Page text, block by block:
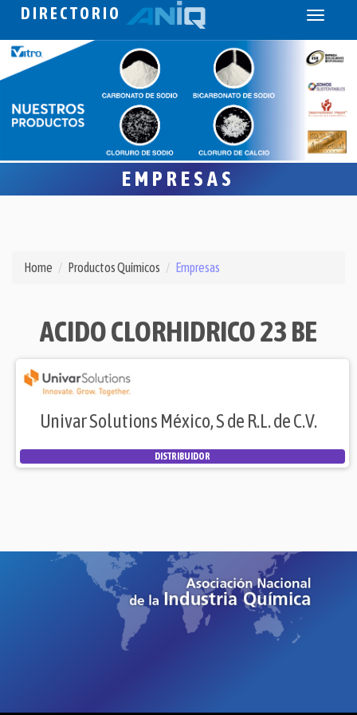
DIRECTORIO
Toggle
EMPRESAS
Home Productos Químicos Empresas
ACIDO CLORHIDRICO 23 BE
Univar Solutions México, S de R.L. de C.V.
DISTRIBUIDOR